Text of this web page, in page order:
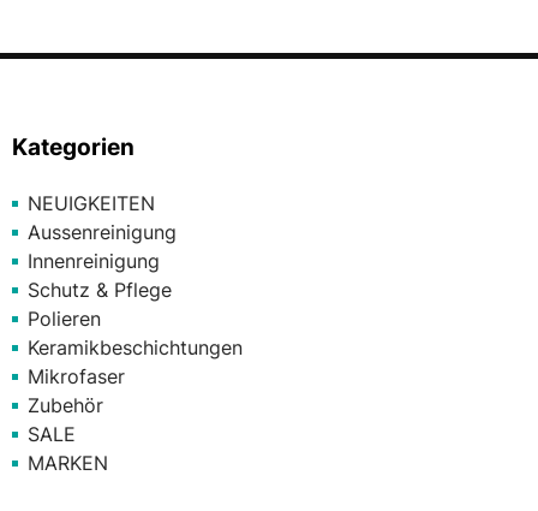
Kategorien
NEUIGKEITEN
Aussenreinigung
Innenreinigung
Schutz & Pflege
Polieren
Keramikbeschichtungen
Mikrofaser
Zubehör
SALE
MARKEN